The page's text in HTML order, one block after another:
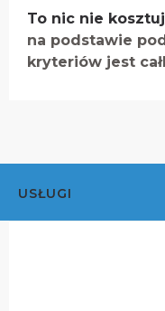
To nic nie
na podstawie
kryteriów jest
USŁUGI